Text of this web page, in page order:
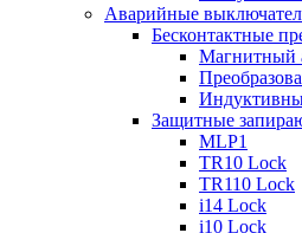
Аварийные
Бесконтактные
Магнитный
Защитные
MLP1
TR10 Lock
TR110 Lock
i14 Lock
i10 Lock